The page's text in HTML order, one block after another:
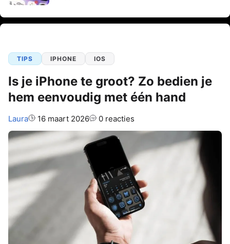
TIPS IPHONE IOS
Is je iPhone te groot? Zo bedien je
hem eenvoudig met één hand
Auteur:
Laura 16 maart 2026 0 reacties